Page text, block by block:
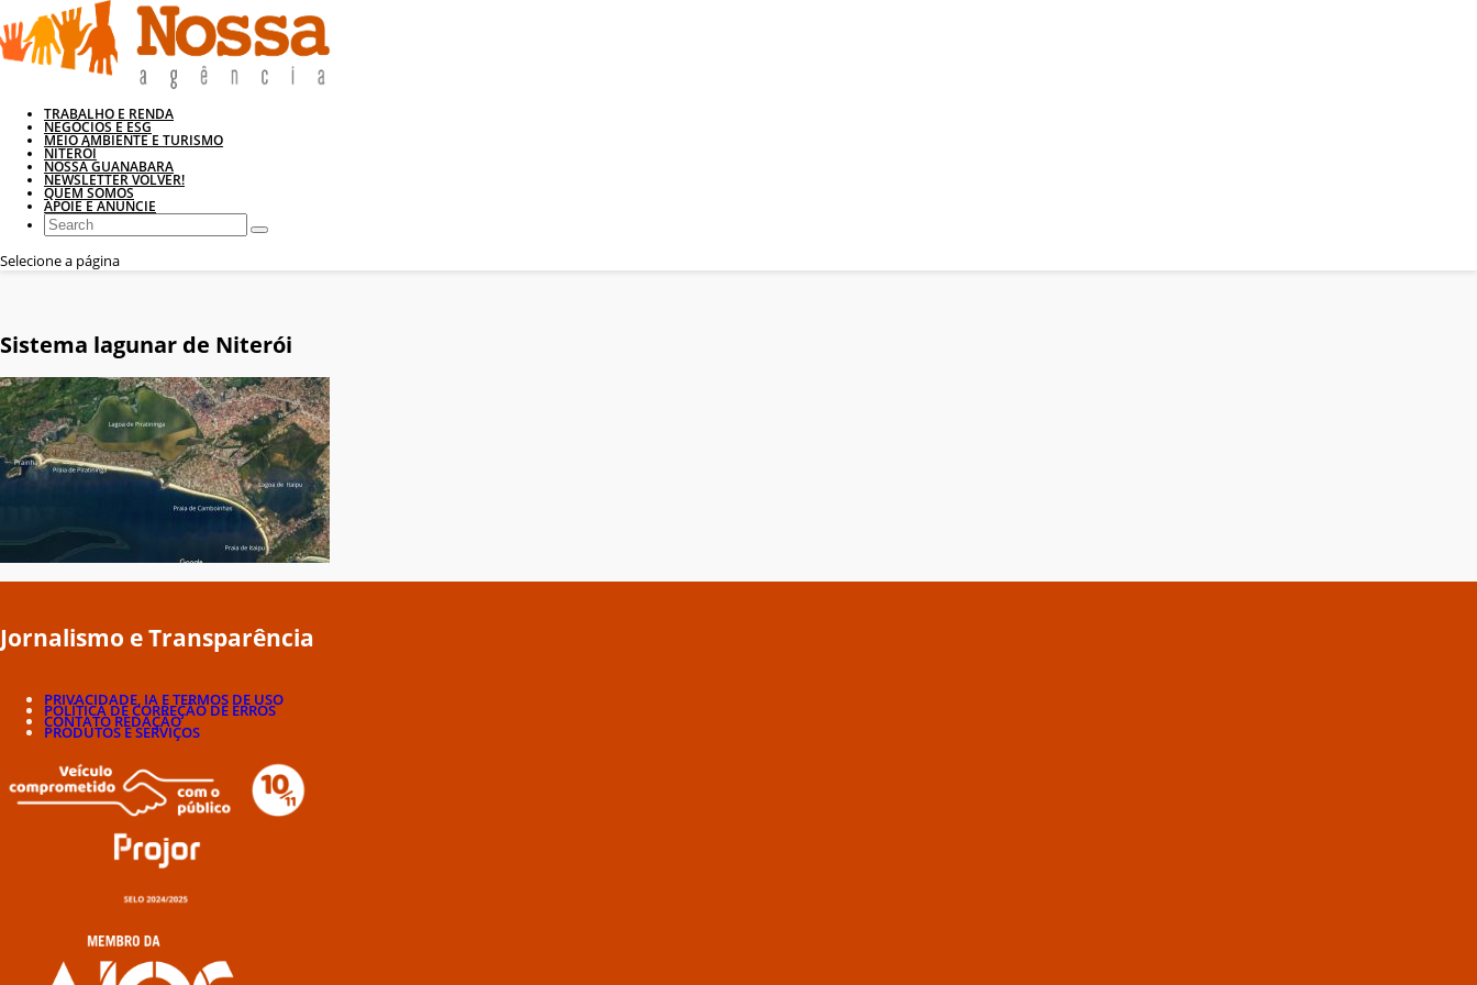
TRABALHO E RENDA
NEGÓCIOS E ESG
MEIO AMBIENTE E TURISMO
NITERÓI
NOSSA GUANABARA
NEWSLETTER VOLVER!
QUEM SOMOS
APOIE E ANUNCIE
Selecione a página
Sistema lagunar de Niterói
Jornalismo e Transparência
PRIVACIDADE, IA E TERMOS DE USO
POLÍTICA DE CORREÇÃO DE ERROS
CONTATO REDAÇÃO
PRODUTOS E SERVIÇOS